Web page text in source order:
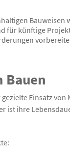
künftige
Bauen
Einsatz
ihre